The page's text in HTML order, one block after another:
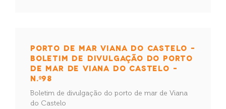
PORTO DE MAR VIANA DO CASTELO –
BOLETIM DE DIVULGAÇÃO DO PORTO
DE MAR DE VIANA DO CASTELO –
N.º98
Boletim de divulgação do porto de mar de Viana
do Castelo